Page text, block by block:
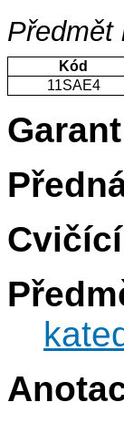
Předmět
Kód
11SAE4